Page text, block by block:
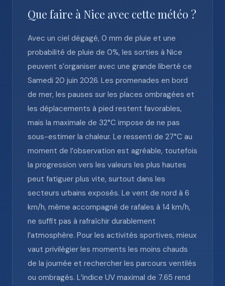
Que faire à Nice avec cette météo ?
Avec un ciel dégagé, 0 mm de pluie et une
probabilité de pluie de 0%, les sorties à Nice
peuvent s’organiser avec une grande liberté ce
Samedi 20 juin 2026. Les promenades en bord
de mer, les pauses sur les places ombragées et
les déplacements à pied restent favorables,
mais la maximale de 32°C impose de ne pas
sous-estimer la chaleur. Le ressenti de 27°C au
moment de l’observation est agréable, toutefois
la progression vers les valeurs les plus hautes
peut fatiguer plus vite, surtout dans les
secteurs urbains exposés. Le vent de nord à 6
km/h, même accompagné de rafales à 14 km/h,
ne suffit pas à rafraîchir durablement
l’atmosphère. Pour les activités sportives, mieux
vaut privilégier les moments les moins chauds
de la journée et rechercher les parcours ventilés
ou ombragés. L’indice UV maximal de 7.65 rend